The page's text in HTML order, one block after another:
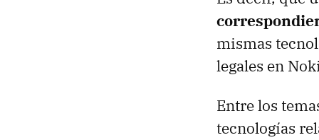
mismas
legales en
Entre los
tecnologías